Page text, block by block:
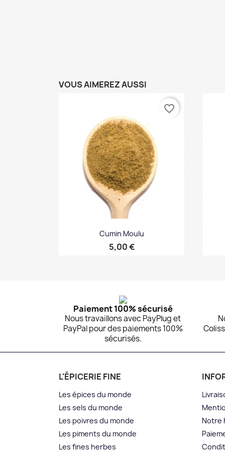
VOUS AIMEREZ AUSSI
Cumin Moulu
Prix
5,00 €
favorite_border
Paiement 100% sécurisé
Nous travaillons avec PayPlug et
PayPal pour des paiements 100%
sécurisés.
L'ÉPICERIE FINE
Les épices du monde
Les sels du monde
Les poivres du monde
Les piments du monde
Les fines herbes
Notre